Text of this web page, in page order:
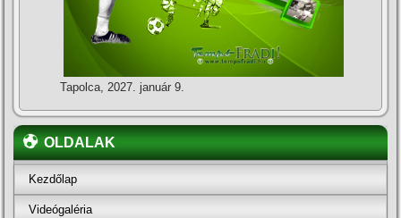
Tapolca, 2027. január 9.
OLDALAK
Kezdőlap
Videógaléria